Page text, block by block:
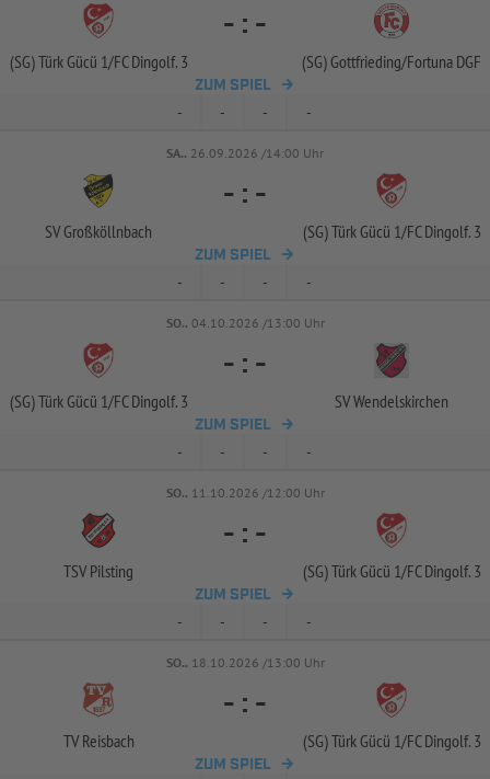
(SG) Türk Gücü 1/FC Dingolf. 3
- : -
(SG) Gottfrieding/Fortuna DGF
ZUM SPIEL
- - - -
SA.. 26.09.2026 /14:00 Uhr
SV Großköllnbach
- : -
(SG) Türk Gücü 1/FC Dingolf. 3
ZUM SPIEL
- - - -
SO.. 04.10.2026 /13:00 Uhr
(SG) Türk Gücü 1/FC Dingolf. 3
- : -
SV Wendelskirchen
ZUM SPIEL
- - - -
SO.. 11.10.2026 /12:00 Uhr
TSV Pilsting
- : -
(SG) Türk Gücü 1/FC Dingolf. 3
ZUM SPIEL
- - - -
SO.. 18.10.2026 /13:00 Uhr
TV Reisbach
- : -
(SG) Türk Gücü 1/FC Dingolf. 3
ZUM SPIEL